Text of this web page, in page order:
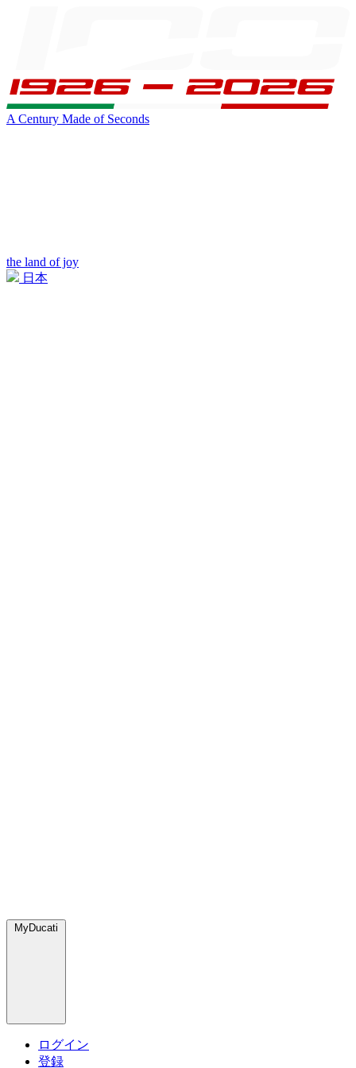
A Century Made of Seconds
the land of joy
日本
MyDucati
ログイン
登録